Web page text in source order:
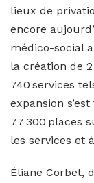
lieux de
encore
médico-social
la création de
740 services
expansion
77 300 places
les services et
Éliane Corbet,